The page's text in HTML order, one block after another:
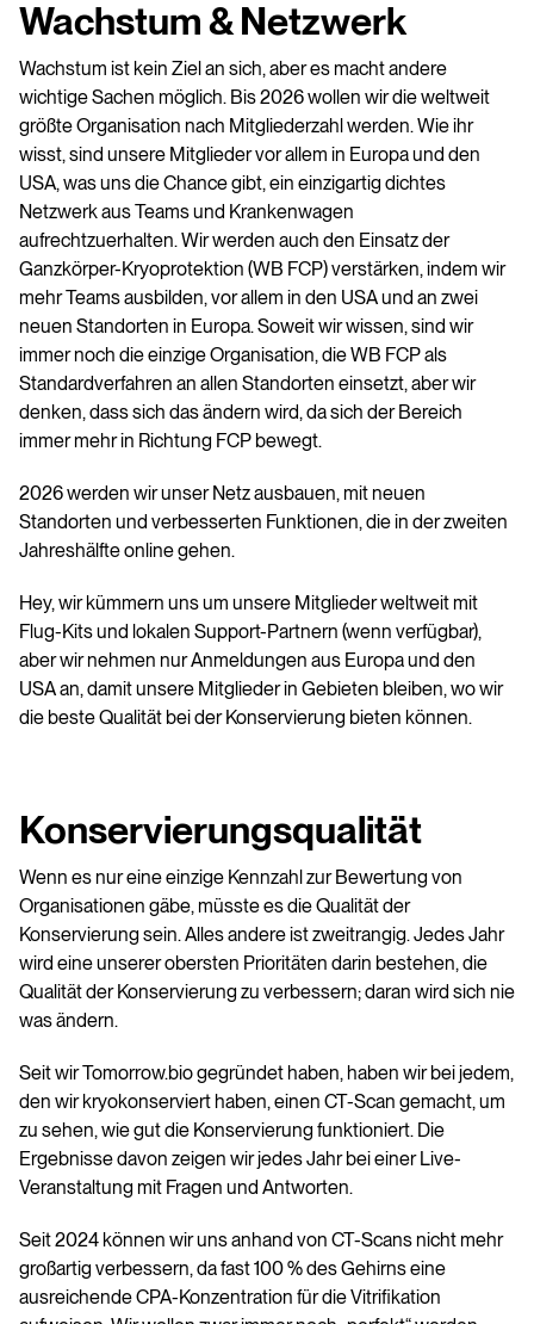
Wachstum & Netzwerk
Wachstum ist kein Ziel an sich, aber es macht andere
wichtige Sachen möglich. Bis 2026 wollen wir die weltweit
größte Organisation nach Mitgliederzahl werden. Wie ihr
wisst, sind unsere Mitglieder vor allem in Europa und den
USA, was uns die Chance gibt, ein einzigartig dichtes
Netzwerk aus Teams und Krankenwagen
aufrechtzuerhalten. Wir werden auch den Einsatz der
Ganzkörper-Kryoprotektion (WB FCP) verstärken, indem wir
mehr Teams ausbilden, vor allem in den USA und an zwei
neuen Standorten in Europa. Soweit wir wissen, sind wir
immer noch die einzige Organisation, die WB FCP als
Standardverfahren an allen Standorten einsetzt, aber wir
denken, dass sich das ändern wird, da sich der Bereich
immer mehr in Richtung FCP bewegt.
2026 werden wir unser Netz ausbauen, mit neuen
Standorten und verbesserten Funktionen, die in der zweiten
Jahreshälfte online gehen.
Hey, wir kümmern uns um unsere Mitglieder weltweit mit
Flug-Kits und lokalen Support-Partnern (wenn verfügbar),
aber wir nehmen nur Anmeldungen aus Europa und den
USA an, damit unsere Mitglieder in Gebieten bleiben, wo wir
die beste Qualität bei der Konservierung bieten können.
Konservierungsqualität
Wenn es nur eine einzige Kennzahl zur Bewertung von
Organisationen gäbe, müsste es die Qualität der
Konservierung sein. Alles andere ist zweitrangig. Jedes Jahr
wird eine unserer obersten Prioritäten darin bestehen, die
Qualität der Konservierung zu verbessern; daran wird sich nie
was ändern.
Seit wir Tomorrow.bio gegründet haben, haben wir bei jedem,
den wir kryokonserviert haben, einen CT-Scan gemacht, um
zu sehen, wie gut die Konservierung funktioniert. Die
Ergebnisse davon zeigen wir jedes Jahr bei einer Live-
Veranstaltung mit Fragen und Antworten.
Seit 2024 können wir uns anhand von CT-Scans nicht mehr
großartig verbessern, da fast 100 % des Gehirns eine
ausreichende CPA-Konzentration für die Vitrifikation